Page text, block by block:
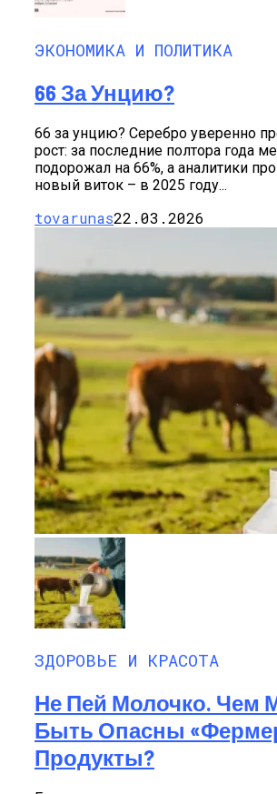
ЭКОНОМИКА И ПОЛИТИКА
66 За Унцию?
66 за унцию? Серебро уверенно
рост: за последние полтора года
подорожал на 66%, а аналитики
новый виток – в 2025 году...
tovarunas22.03.2026
ЗДОРОВЬЕ И КРАСОТА
Не Пей Молочко. Чем
Быть Опасны
Продукты?